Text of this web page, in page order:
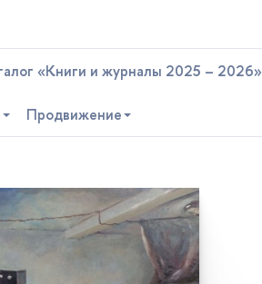
«Книги и журналы 2025 – 2026»
Продвижение